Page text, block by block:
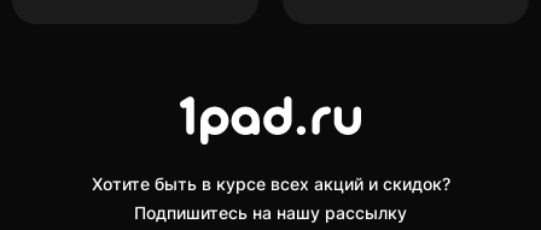
Хотите быть в курсе всех акций и скидок?
Подпишитесь на нашу рассылку